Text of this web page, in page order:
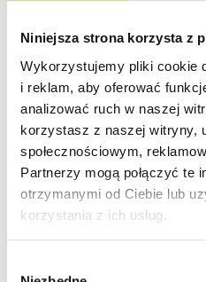
Niniejsza strona korzysta z
Wykorzystujemy pliki cookie
i reklam, aby oferować
analizować ruch w naszej
korzystasz z naszej witryny,
społecznościowym,
Partnerzy mogą połączyć te
otrzymanymi od Ciebie lub
korzystania z ich usług.
szczególnie w
marketingu.
Umiejętność łączenia
myśleniem.
Zdolność szybkiej analizy
oraz ich przekładania na